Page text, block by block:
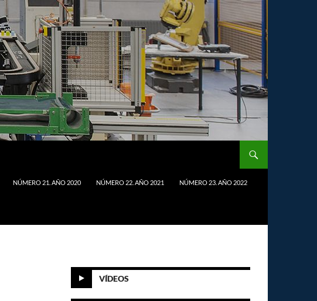
NÚMERO 21. AÑO 2020 NÚMERO 22. AÑO 2021 NÚMERO 23. AÑO 2022
VÍDEOS